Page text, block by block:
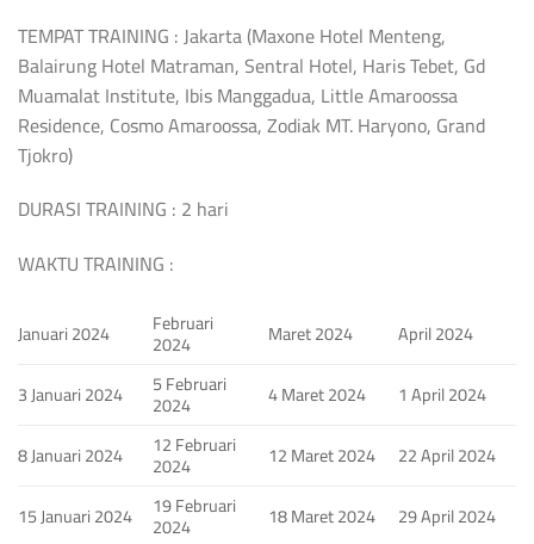
TEMPAT TRAINING : Jakarta (Maxone Hotel Menteng,
Balairung Hotel Matraman, Sentral Hotel, Haris Tebet, Gd
Muamalat Institute, Ibis Manggadua, Little Amaroossa
Residence, Cosmo Amaroossa, Zodiak MT. Haryono, Grand
Tjokro)
DURASI TRAINING : 2 hari
WAKTU TRAINING :
Januari 2024 Februari
2024 Maret 2024
April 2024
3 Januari 2024
5 Februari
2024 4 Maret 2024
1 April 2024
8 Januari 2024
12 Februari
2024 12 Maret 2024
22 April 2024
15 Januari 2024
19 Februari
2024 18 Maret 2024
29 April 2024